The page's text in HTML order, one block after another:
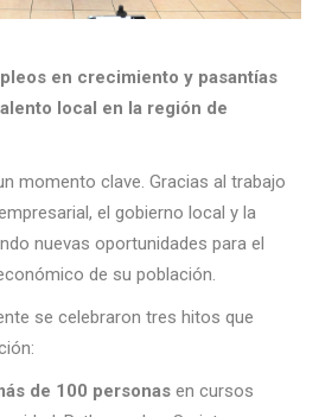
en crecimiento y pasantías
local en la región de
momento clave. Gracias al trabajo
el gobierno local y la
nuevas oportunidades para el
de su población.
se celebraron tres hitos que
de 100 personas en cursos